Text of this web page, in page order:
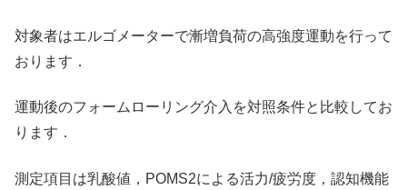
対象者はエルゴメーターで漸増負荷の高強度運動を行って
おります．
運動後のフォームローリング介入を対照条件と比較してお
ります．
測定項目は乳酸値，POMS2による活力/疲労度，認知機能